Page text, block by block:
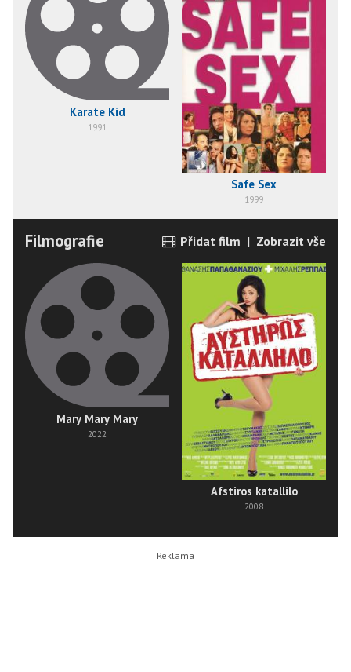
Karate Kid
1991
Safe Sex
1999
Filmografie Přidat film | Zobrazit vše
Mary Mary Mary
2022
Afstiros katallilo
2008